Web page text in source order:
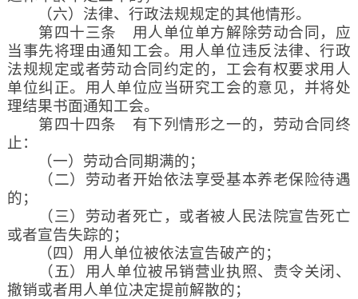
（六）法律、行政法规规定的其他情形。
第四十三条 用人单位单方解除劳动合同，应
当事先将理由通知工会。用人单位违反法律、行政
法规规定或者劳动合同约定的，工会有权要求用人
单位纠正。用人单位应当研究工会的意见，并将处
理结果书面通知工会。
第四十四条 有下列情形之一的，劳动合同终
止：
（一）劳动合同期满的；
（二）劳动者开始依法享受基本养老保险待遇
的；
（三）劳动者死亡，或者被人民法院宣告死亡
或者宣告失踪的；
（四）用人单位被依法宣告破产的；
（五）用人单位被吊销营业执照、责令关闭、
撤销或者用人单位决定提前解散的；